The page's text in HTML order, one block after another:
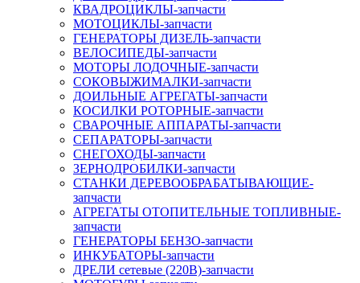
КВАДРОЦИКЛЫ-запчасти
МОТОЦИКЛЫ-запчасти
ГЕНЕРАТОРЫ ДИЗЕЛЬ-запчасти
ВЕЛОСИПЕДЫ-запчасти
МОТОРЫ ЛОДОЧНЫЕ-запчасти
СОКОВЫЖИМАЛКИ-запчасти
ДОИЛЬНЫЕ АГРЕГАТЫ-запчасти
КОСИЛКИ РОТОРНЫЕ-запчасти
СВАРОЧНЫЕ АППАРАТЫ-запчасти
СЕПАРАТОРЫ-запчасти
СНЕГОХОДЫ-запчасти
ЗЕРНОДРОБИЛКИ-запчасти
СТАНКИ ДЕРЕВООБРАБАТЫВАЮЩИЕ-
запчасти
АГРЕГАТЫ ОТОПИТЕЛЬНЫЕ ТОПЛИВНЫЕ-
запчасти
ГЕНЕРАТОРЫ БЕНЗО-запчасти
ИНКУБАТОРЫ-запчасти
ДРЕЛИ сетевые (220В)-запчасти